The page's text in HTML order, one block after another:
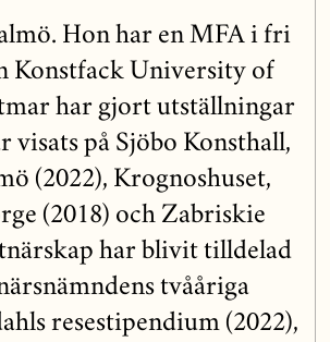
Hon har en MFA i fri
Konstfack University of
har gjort utställningar
visats på Sjöbo Konsthall,
(2022), Krognoshuset,
(2018) och Zabriskie
har blivit tilldelad
tvååriga
resestipendium (2022),